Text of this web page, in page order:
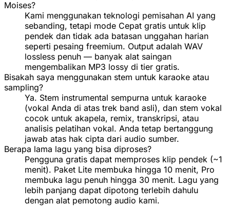
Moises?
Kami menggunakan teknologi pemisahan AI yang
sebanding, tetapi mode Cepat gratis untuk klip
pendek dan tidak ada batasan unggahan harian
seperti pesaing freemium. Output adalah WAV
lossless penuh — banyak alat saingan
mengembalikan MP3 lossy di tier gratis.
Bisakah saya menggunakan stem untuk karaoke atau
sampling?
Ya. Stem instrumental sempurna untuk karaoke
(vokal Anda di atas trek band asli), dan stem vokal
cocok untuk akapela, remix, transkripsi, atau
analisis pelatihan vokal. Anda tetap bertanggung
jawab atas hak cipta dari audio sumber.
Berapa lama lagu yang bisa diproses?
Pengguna gratis dapat memproses klip pendek (~1
menit). Paket Lite membuka hingga 10 menit, Pro
membuka lagu penuh hingga 30 menit. Lagu yang
lebih panjang dapat dipotong terlebih dahulu
dengan alat pemotong audio kami.